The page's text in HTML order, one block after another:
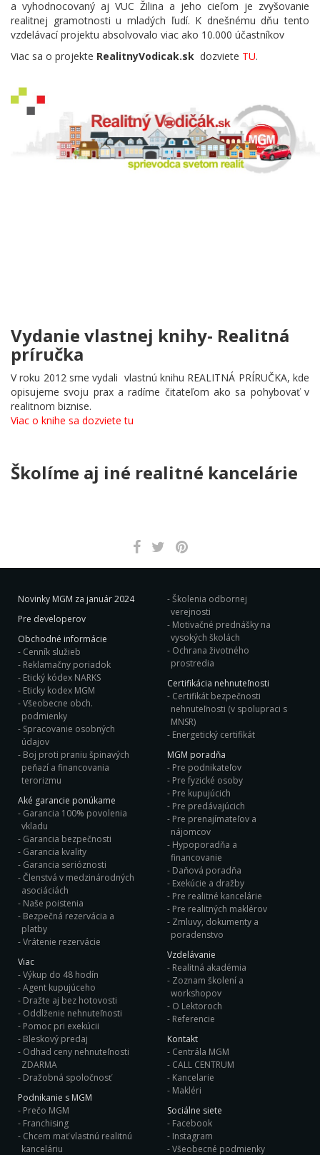
a vyhodnocovaný aj VUC Žilina a jeho cieľom je zvyšovanie
realitnej gramotnosti u mladých ľudí. K dnešnému dňu tento
vzdelávací projektu absolvovalo viac ako 10.000 účastníkov
Viac sa o projekte RealitnyVodicak.sk dozviete TU.
Vydanie vlastnej knihy- Realitná
príručka
V roku 2012 sme vydali vlastnú knihu REALITNÁ PRÍRUČKA, kde
opisujeme svoju prax a radíme čitateľom ako sa pohybovať v
realitnom biznise.
Viac o knihe sa dozviete tu
Školíme aj iné realitné kancelárie
Novinky MGM za január 2024
Pre developerov
Obchodné informácie
Cenník služieb
Reklamačny poriadok
Etický kódex NARKS
Eticky kodex MGM
Všeobecne obch.
podmienky
Spracovanie osobných
údajov
Boj proti praniu špinavých
peňazí a financovania
terorizmu
Aké garancie ponúkame
Garancia 100% povolenia
vkladu
Garancia bezpečnosti
Garancia kvality
Garancia serióznosti
Členstvá v medzinárodných
asociáciách
Naše poistenia
Bezpečná rezervácia a
platby
Vrátenie rezervácie
Viac
Výkup do 48 hodín
Agent kupujúceho
Dražte aj bez hotovosti
Oddlženie nehnuteľnosti
Pomoc pri exekúcii
Bleskový predaj
Odhad ceny nehnuteľnosti
ZDARMA
Dražobná spoločnosť
Podnikanie s MGM
Prečo MGM
Franchising
Chcem mať vlastnú realitnú
kanceláriu
Školenia odbornej
verejnosti
Motivačné prednášky na
vysokých školách
Ochrana životného
prostredia
Certifikácia nehnuteľnosti
Certifikát bezpečnosti
nehnuteľnosti (v spolupraci s
MNSR)
Energetický certifikát
MGM poradňa
Pre podnikateľov
Pre fyzické osoby
Pre kupujúcich
Pre predávajúcich
Pre prenajímateľov a
nájomcov
Hypoporadňa a
financovanie
Daňová poradňa
Exekúcie a dražby
Pre realitné kancelárie
Pre realitných maklérov
Zmluvy, dokumenty a
poradenstvo
Vzdelávanie
Realitná akadémia
Zoznam školení a
workshopov
O Lektoroch
Referencie
Kontakt
Centrála MGM
CALL CENTRUM
Kancelarie
Makléri
Sociálne siete
Facebook
Instagram
Všeobecné podmienky